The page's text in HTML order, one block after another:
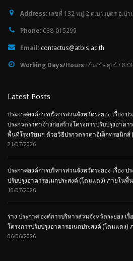
Address: เลขที่ 132 หมู่ 2 ต.บางบุตร อ.บ้
Phone: 038-015299
Email: contactus@atbis.ac.th
Working Days/Hours: จันทร์ - ศุกร์ /
Latest Posts
ประกาศองค์การบริหารส่วนจังหวัดระยอง เรื่อง ป
ประกวดราคาจ้างก่อสร้างโครงการปรับปรุงอาค
พื้นที่โรงเรียนฯ ด้วยวิธีปรกวดราคาอิเล็กทรอนิกส์
21/07/2026
ประกาศองค์การบริหารส่วนจังหวัดระยอง เรื่อง ป
ปรับปรุงอาคารอเนกประสงค์ (โดมแดง) ภายในพื้น
10/07/2026
ร่าง ประกาศ องค์การบริหารส่วนจังหวัดระยอง เ
โครงการปรับปรุงอาคารอเนกประสงค์ (โดมแดง)
06/06/2026